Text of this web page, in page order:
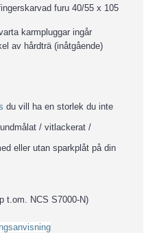
furu 40/55 x 105
karmpluggar ingår
av hårdträ (inåtgående)
du vill ha en storlek du inte
/ vitlackerat /
eller utan sparkplåt på din
t.om. NCS S7000-N)